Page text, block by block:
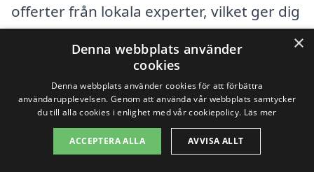
offerter från lokala experter, vilket ger dig
på ett smidigt sätt. Tveka inte att anlita
professionella aktörer som kan hjälpa dig
att få fram de ritningar som behövs för
ditt bygglov, samtidigt som du
×
Denna webbplats använder
cookies
Denna webbplats använder cookies för att förbättra
användarupplevelsen. Genom att använda vår webbplats samtycker
du till alla cookies i enlighet med vår cookiepolicy. Läs mer
ACCEPTERA ALLA AVVISA ALLT